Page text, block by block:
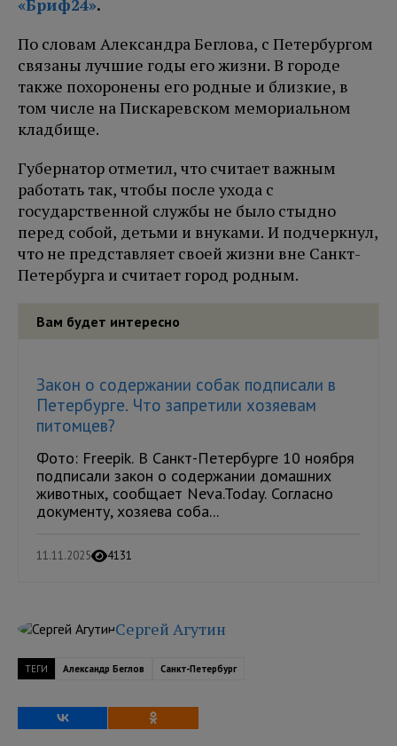
«Бриф24».
По словам Александра Беглова, с Петербургом
связаны лучшие годы его жизни. В городе
также похоронены его родные и близкие, в
том числе на Пискаревском мемориальном
кладбище.
Губернатор отметил, что считает важным
работать так, чтобы после ухода с
государственной службы не было стыдно
перед собой, детьми и внуками. И подчеркнул,
что не представляет своей жизни вне Санкт-
Петербурга и считает город родным.
Вам будет интересно
Закон о содержании собак подписали в
Петербурге. Что запретили хозяевам
питомцев?
Фото: Freepik. В Санкт-Петербурге 10 ноября
подписали закон о содержании домашних
животных, сообщает Neva.Today. Согласно
документу, хозяева соба...
11.11.2025 4131
Сергей Агутин
ТЕГИ Александр Беглов Санкт-Петербург